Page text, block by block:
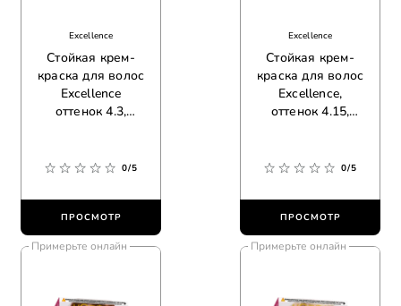
Excellence
Стойкая крем-
краска для волос
Excellence
оттенок 4.3,
0/5
ПРОСМОТР
Excellence
Стойкая крем-
краска для волос
Excellence,
оттенок 4.15,
0/5
ПРОСМОТР
Примерьте онлайн Примерьте онлайн